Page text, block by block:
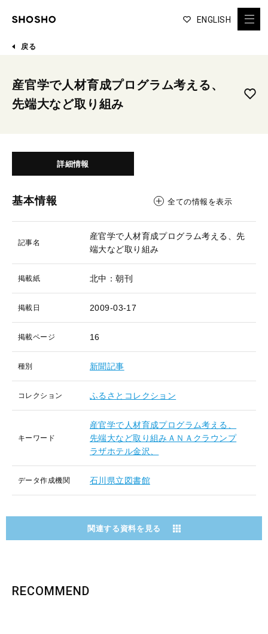
ENGLISH
戻る
産官学で人材育成プログラム考える、
先端大など取り組み
詳細情報
基本情報 全ての情報を表示
記事名
産官学で人材育成プログラム考える、先
端大など取り組み
掲載紙 北中：朝刊
掲載日 2009-03-17
掲載ページ 16
種別 新聞記事
コレクション ふるさとコレクション
キーワード
産官学で人材育成プログラム考える、
先端大など取り組みＡＮＡクラウンプ
ラザホテル金沢、
データ作成機関 石川県立図書館
関連する資料を見る
RECOMMEND